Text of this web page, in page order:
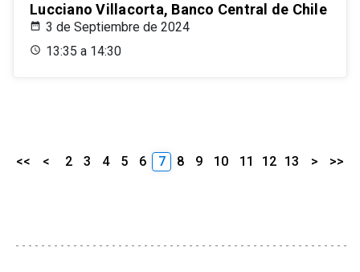
Lucciano Villacorta, Banco Central de Chile
3 de Septiembre de 2024
13:35 a 14:30
<< < 2 3 4 5 6 7 8 9 10 11 12 13 > >>